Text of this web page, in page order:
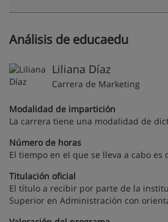
Análisis de educaedu
Liliana Díaz
Carrera de Marketing
Modalidad de impartición
La carrera tiene una modalidad de
Número de horas
El tiempo en el que se lleva a cabo es
Titulación oficial
El título a recibir por parte de la
Superior en Administración con